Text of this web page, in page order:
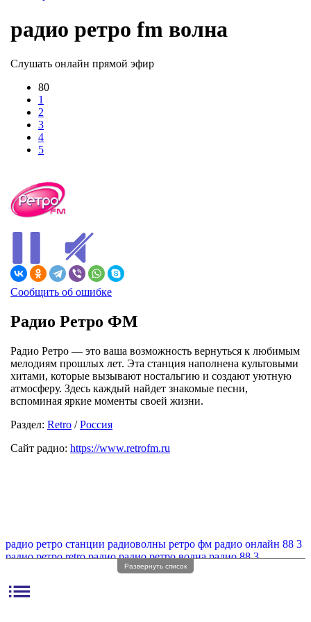
радио ретро fm волна
Слушать онлайн прямой эфир
80
1
2
3
4
5
Сообщить об ошибке
Радио Ретро ФМ
Радио Ретро — это ваша возможность вернуться к любимым
мелодиям прошлых лет. Эта станция наполнена культовыми
хитами, которые вызывают ностальгию и создают уютную
атмосферу. Здесь каждый найдет знакомые песни,
вспоминая яркие моменты своей жизни.
Раздел: Retro /Россия
Сайт радио: https://www.retrofm.ru
радио ретро станции радиоволны ретро фм радио онлайн 88 3
радио ретро retro радио радио ретро волна радио 88 3
радио ретро без рекламы
радио ретро частота
Развернуть список
list